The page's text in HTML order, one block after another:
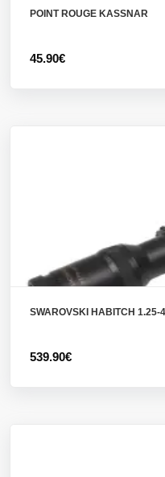
POINT ROUGE KASSNAR
45.90€
SWAROVSKI HABITCH 1.25-
539.90€